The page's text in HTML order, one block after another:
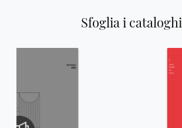
Sfoglia i cataloghi